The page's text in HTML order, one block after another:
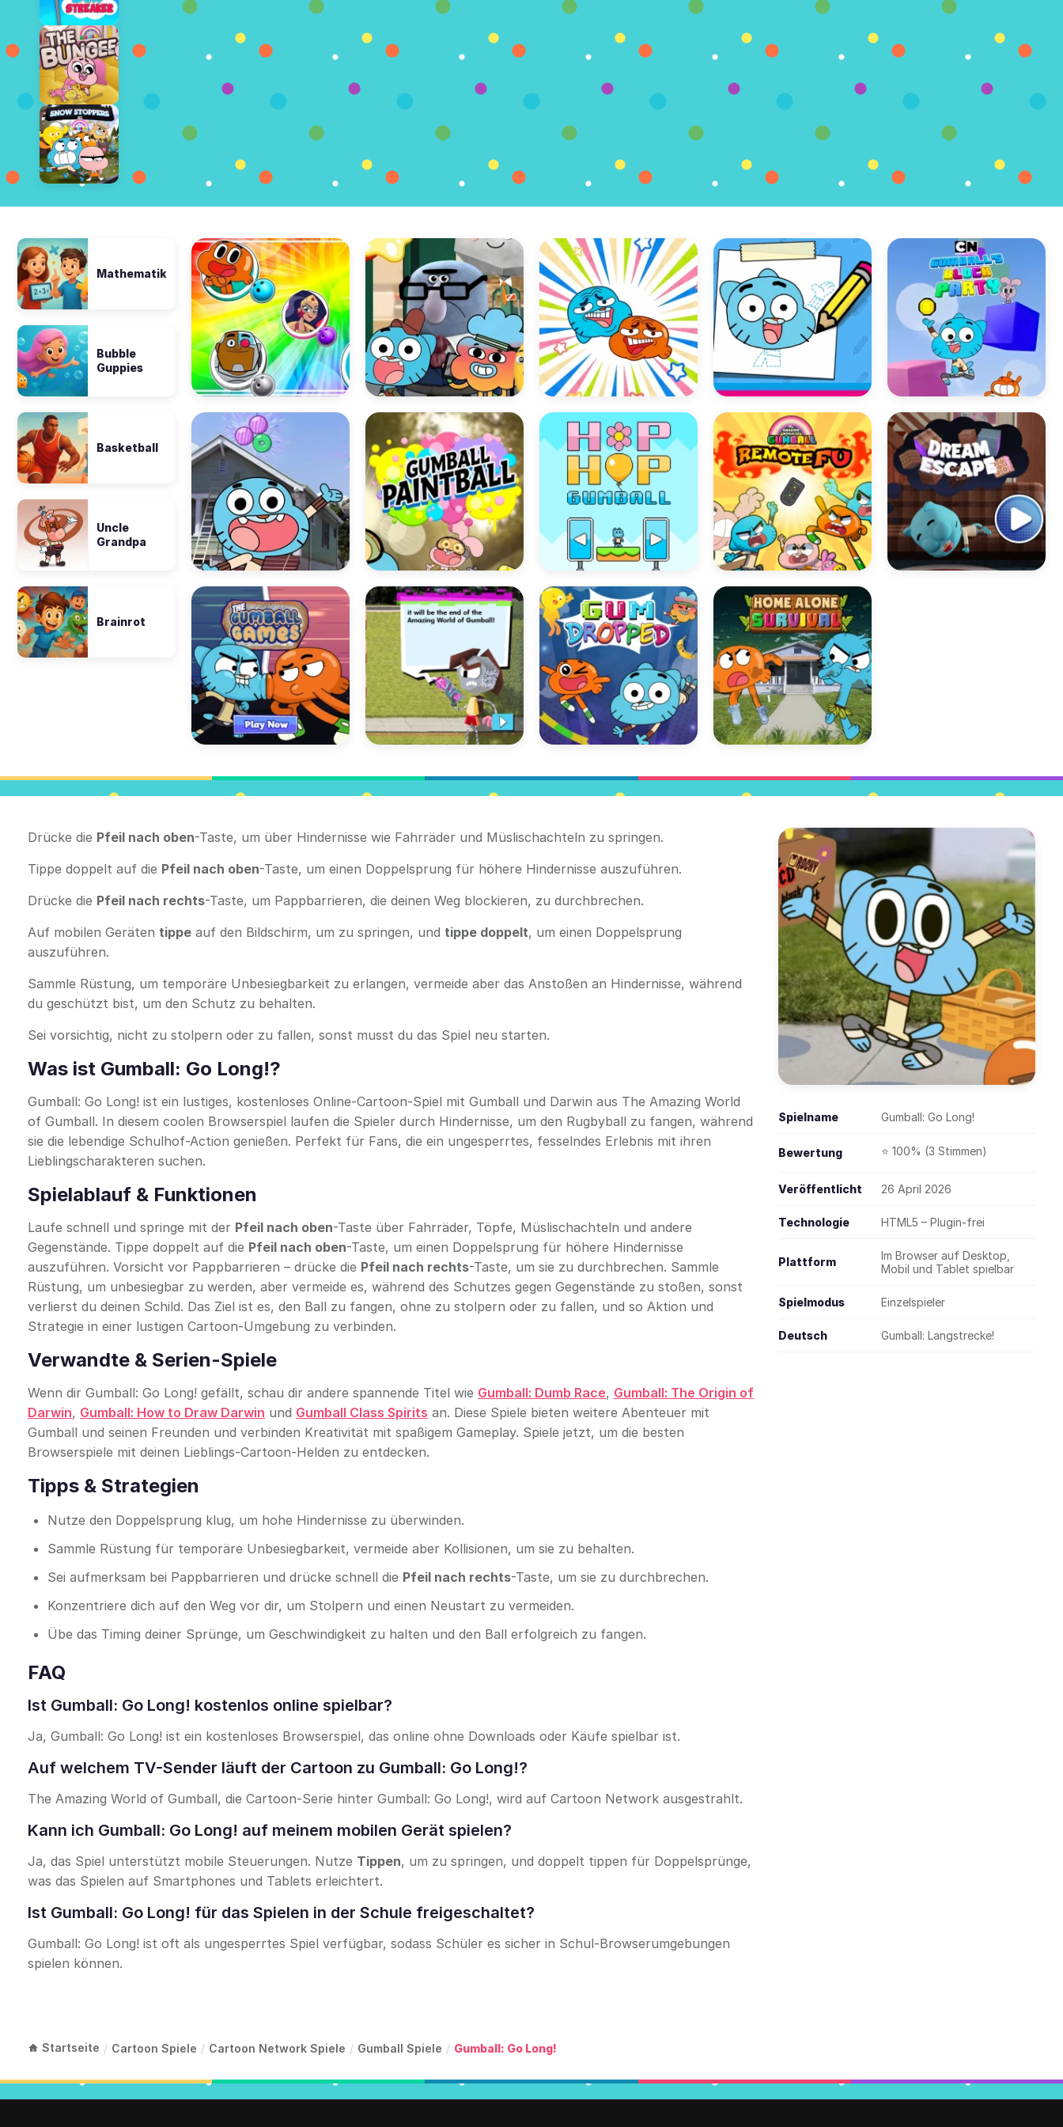
Mathematik
Bubble
Guppies
Basketball
Uncle
Grandpa
Brainrot
Drücke die Pfeil nach oben-Taste, um über Hindernisse wie Fahrräder und Müslischachteln zu springen.
Tippe doppelt auf die Pfeil nach oben-Taste, um einen Doppelsprung für höhere Hindernisse auszuführen.
Drücke die Pfeil nach rechts-Taste, um Pappbarrieren, die deinen Weg blockieren, zu durchbrechen.
Auf mobilen Geräten tippe auf den Bildschirm, um zu springen, und tippe doppelt, um einen Doppelsprung
auszuführen.
Sammle Rüstung, um temporäre Unbesiegbarkeit zu erlangen, vermeide aber das Anstoßen an Hindernisse, während
du geschützt bist, um den Schutz zu behalten.
Sei vorsichtig, nicht zu stolpern oder zu fallen, sonst musst du das Spiel neu starten.
Was ist Gumball: Go Long!?
Gumball: Go Long! ist ein lustiges, kostenloses Online-Cartoon-Spiel mit Gumball und Darwin aus The Amazing World
of Gumball. In diesem coolen Browserspiel laufen die Spieler durch Hindernisse, um den Rugbyball zu fangen, während
sie die lebendige Schulhof-Action genießen. Perfekt für Fans, die ein ungesperrtes, fesselndes Erlebnis mit ihren
Lieblingscharakteren suchen.
Spielablauf & Funktionen
Laufe schnell und springe mit der Pfeil nach oben-Taste über Fahrräder, Töpfe, Müslischachteln und andere
Gegenstände. Tippe doppelt auf die Pfeil nach oben-Taste, um einen Doppelsprung für höhere Hindernisse
auszuführen. Vorsicht vor Pappbarrieren – drücke die Pfeil nach rechts-Taste, um sie zu durchbrechen. Sammle
Rüstung, um unbesiegbar zu werden, aber vermeide es, während des Schutzes gegen Gegenstände zu stoßen, sonst
verlierst du deinen Schild. Das Ziel ist es, den Ball zu fangen, ohne zu stolpern oder zu fallen, und so Aktion und
Strategie in einer lustigen Cartoon-Umgebung zu verbinden.
Verwandte & Serien-Spiele
Wenn dir Gumball: Go Long! gefällt, schau dir andere spannende Titel wie Gumball: Dumb Race, Gumball: The Origin of
Darwin, Gumball: How to Draw Darwin und Gumball Class Spirits an. Diese Spiele bieten weitere Abenteuer mit
Gumball und seinen Freunden und verbinden Kreativität mit spaßigem Gameplay. Spiele jetzt, um die besten
Browserspiele mit deinen Lieblings-Cartoon-Helden zu entdecken.
Tipps & Strategien
Nutze den Doppelsprung klug, um hohe Hindernisse zu überwinden.
Sammle Rüstung für temporäre Unbesiegbarkeit, vermeide aber Kollisionen, um sie zu behalten.
Sei aufmerksam bei Pappbarrieren und drücke schnell die Pfeil nach rechts-Taste, um sie zu durchbrechen.
Konzentriere dich auf den Weg vor dir, um Stolpern und einen Neustart zu vermeiden.
Übe das Timing deiner Sprünge, um Geschwindigkeit zu halten und den Ball erfolgreich zu fangen.
FAQ
Ist Gumball: Go Long! kostenlos online spielbar?
Ja, Gumball: Go Long! ist ein kostenloses Browserspiel, das online ohne Downloads oder Käufe spielbar ist.
Auf welchem TV-Sender läuft der Cartoon zu Gumball: Go Long!?
The Amazing World of Gumball, die Cartoon-Serie hinter Gumball: Go Long!, wird auf Cartoon Network ausgestrahlt.
Kann ich Gumball: Go Long! auf meinem mobilen Gerät spielen?
Ja, das Spiel unterstützt mobile Steuerungen. Nutze Tippen, um zu springen, und doppelt tippen für Doppelsprünge,
was das Spielen auf Smartphones und Tablets erleichtert.
Ist Gumball: Go Long! für das Spielen in der Schule freigeschaltet?
Gumball: Go Long! ist oft als ungesperrtes Spiel verfügbar, sodass Schüler es sicher in Schul-Browserumgebungen
spielen können.
Spielname Gumball: Go Long!
Bewertung ⭐ 100% (3 Stimmen)
Veröffentlicht 26 April 2026
Technologie HTML5 – Plugin-frei
Plattform
Im Browser auf Desktop,
Mobil und Tablet spielbar
Spielmodus Einzelspieler
Deutsch Gumball: Langstrecke!
Startseite / Cartoon Spiele / Cartoon Network Spiele / Gumball Spiele / Gumball: Go Long!